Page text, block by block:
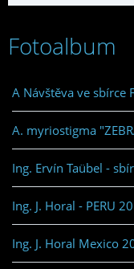
Fotoalbum
A Návštěva ve sbírce
A. myriostigma
Ing. Ervín Taübel -
Ing. J. Horal - PERU
Ing. J. Horal Mexico